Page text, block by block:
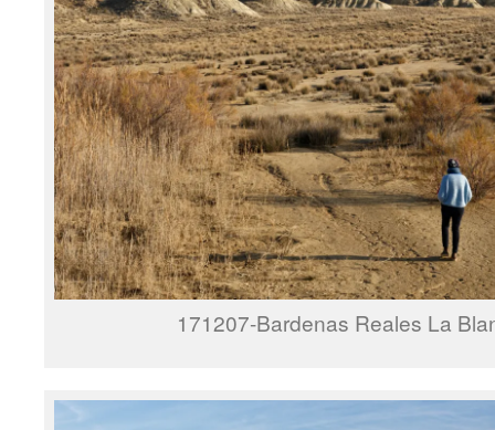
171207-Bardenas Reales La